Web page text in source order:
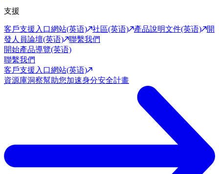
支援
客戶支援入口網站(英语) 社區(英语) 產品說明文件(英语)
開
發人員論壇(英语)
聯繫我們
開始產品導覽(英语)
聯繫我們
客戶支援入口網站(英语)
資源庫洞察幫助您加速身分安全計畫